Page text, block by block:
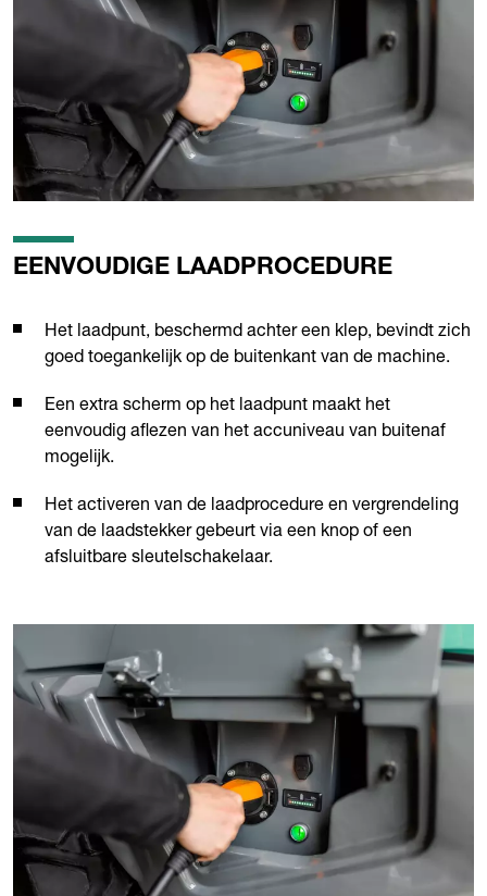
EENVOUDIGE LAADPROCEDURE
Het laadpunt, beschermd achter een klep, bevindt zich
goed toegankelijk op de buitenkant van de machine.
Een extra scherm op het laadpunt maakt het
eenvoudig aflezen van het accuniveau van buitenaf
mogelijk.
Het activeren van de laadprocedure en vergrendeling
van de laadstekker gebeurt via een knop of een
afsluitbare sleutelschakelaar.